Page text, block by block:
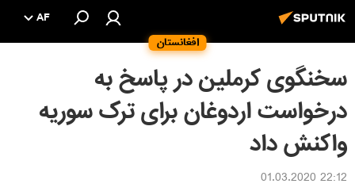
افغانستان
AF
سخنگوی کرملین در پاسخ به
درخواست اردوغان برای ترک سوریه
واکنش داد
22:12 01.03.2020